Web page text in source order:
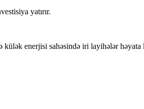
yatırır.
enerjisi sahəsində iri layihələr